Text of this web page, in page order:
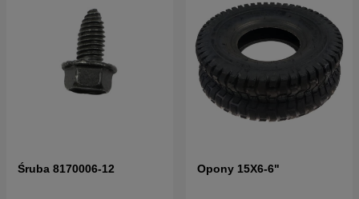
Śruba 8170006-12 Opony 15X6-6"